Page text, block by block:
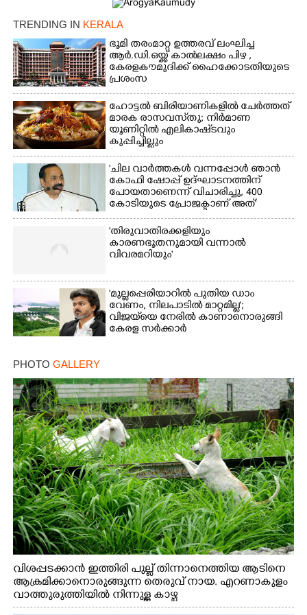
TRENDING IN KERALA
ഭൂമി തരംമാറ്റ ഉത്തരവ് ലംഘിച്ച
ആർ.ഡി.ഒയ്ക്ക് കാൽലക്ഷം പിഴ ,​
കേരളകൗമുദിക്ക് ഹൈക്കോടതിയുടെ
പ്രശംസ
ഹോട്ടൽ ബിരിയാണികളിൽ ചേർത്തത്
മാരക രാസവസ്‌തു; നിർമാണ
യൂണിറ്റിൽ എലികാഷ്‌ടവും
കുപ്പിച്ചില്ലും
'ചില വാർത്തകൾ വന്നപ്പോൾ ഞാൻ
കോഫി ഷോപ്പ് ഉദ്ഘാടനത്തിന്
പോയതാണെന്ന് വിചാരിച്ചു, 400
കോടിയുടെ പ്രോജക്ടാണ് അത്'
'തിരുവാതിരക്കളിയും
കാരണഭൂതനുമായി വന്നാൽ
വിവരമറിയും '
'മുല്ലപ്പെരിയാറിൽ പുതിയ ഡാം
വേണം, നിലപാടിൽ മാറ്റമില്ല';
വിജയ്‌യെ നേരിൽ കാണാനൊരുങ്ങി
കേരള സർക്കാർ
PHOTO GALLERY
വിശപ്പടക്കാൻ ഇത്തിരി പുല്ല് തിന്നാനെത്തിയ ആടിനെ
ആക്രമിക്കാനൊരുങ്ങുന്ന തെരുവ് നായ. എറണാകുളം
വാത്തുരുത്തിയിൽ നിന്നുള്ള കാഴ്ച